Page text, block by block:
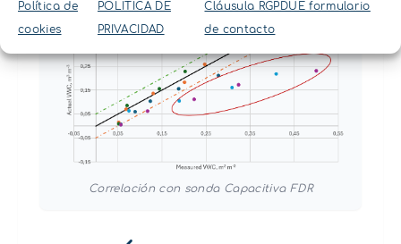
Política de
cookies
POLÍTICA DE
PRIVACIDAD
Cláusula RGPDUE formulario
de contacto
Correlación con sonda Capacitiva FDR